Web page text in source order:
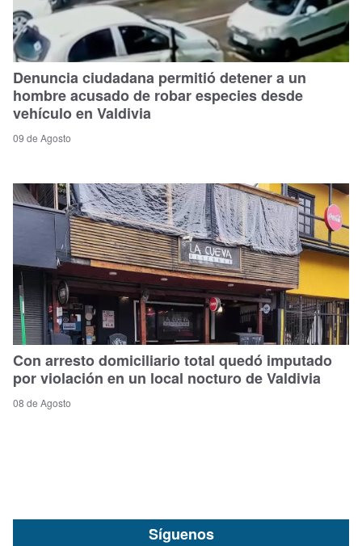
Denuncia ciudadana permitió detener a un
hombre acusado de robar especies desde
vehículo en Valdivia
09 de Agosto
Con arresto domiciliario total quedó imputado
por violación en un local nocturo de Valdivia
08 de Agosto
Síguenos